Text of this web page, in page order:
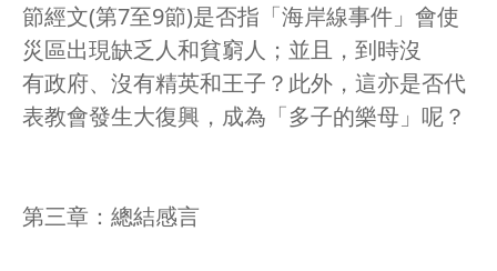
節經文(第7至9節)是否指「海岸線事件」會使
災區出現缺乏人和貧窮人；並且，到時沒
有政府、沒有精英和王子？此外，這亦是否代
表教會發生大復興，成為「多子的樂母」呢？
第三章：總結感言